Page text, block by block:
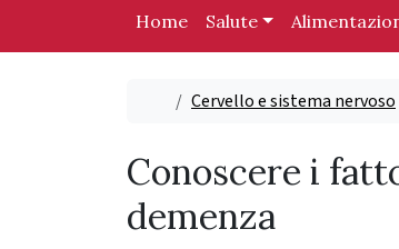
Home Salute
Home
Cervello e sistema nervoso
Conoscere i
demenza